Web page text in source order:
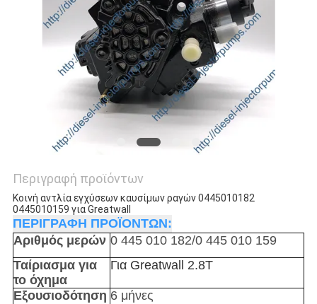
Περιγραφή προϊόντων
Κοινή αντλία εγχύσεων καυσίμων ραγών 0445010182
0445010159 για Greatwall
ΠΕΡΙΓΡΑΦΗ ΠΡΟΪΟΝΤΩΝ:
Αριθμός μερών 0 445 010 182/0 445 010 159
Ταίριασμα για
το όχημα
Για Greatwall 2.8T
Εξουσιοδότηση 6 μήνες